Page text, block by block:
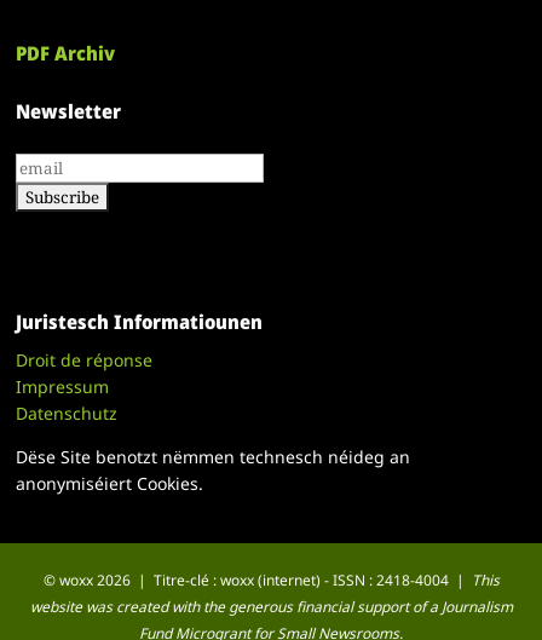
PDF Archiv
Newsletter
Juristesch Informatiounen
Droit de réponse
Impressum
Datenschutz
Dëse Site benotzt nëmmen technesch néideg an
anonymiséiert Cookies.
© woxx 2026 | Titre-clé : woxx (internet) - ISSN : 2418-4004 |
This
website was created with the generous financial support of a Journalism
Fund Microgrant for Small Newsrooms.